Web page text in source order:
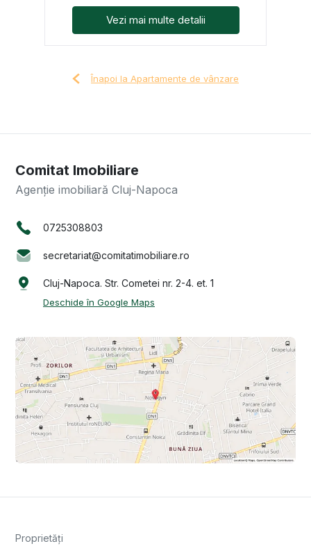
Vezi mai multe detalii
Înapoi la Apartamente de vânzare
Comitat Imobiliare
Agenție imobiliară Cluj-Napoca
0725308803
secretariat@comitatimobiliare.ro
Cluj-Napoca. Str. Cometei nr. 2-4. et. 1
Deschide în Google Maps
Proprietăți